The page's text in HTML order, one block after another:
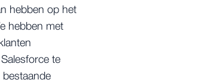
hebben op het
hebben met
te